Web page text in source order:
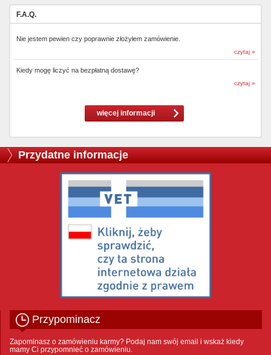
F.A.Q.
Nie jestem pewien czy poprawnie złożyłem zamówienie.
czytaj »
Kiedy mogę liczyć na bezpłatną dostawę?
czytaj »
więcej informacji
Przydatne informacje
Przypominacz
Zapominasz o zamówieniu karmy? Podaj nam swój email i wskaż kiedy
mamy Ci przypomnieć o zamówieniu.